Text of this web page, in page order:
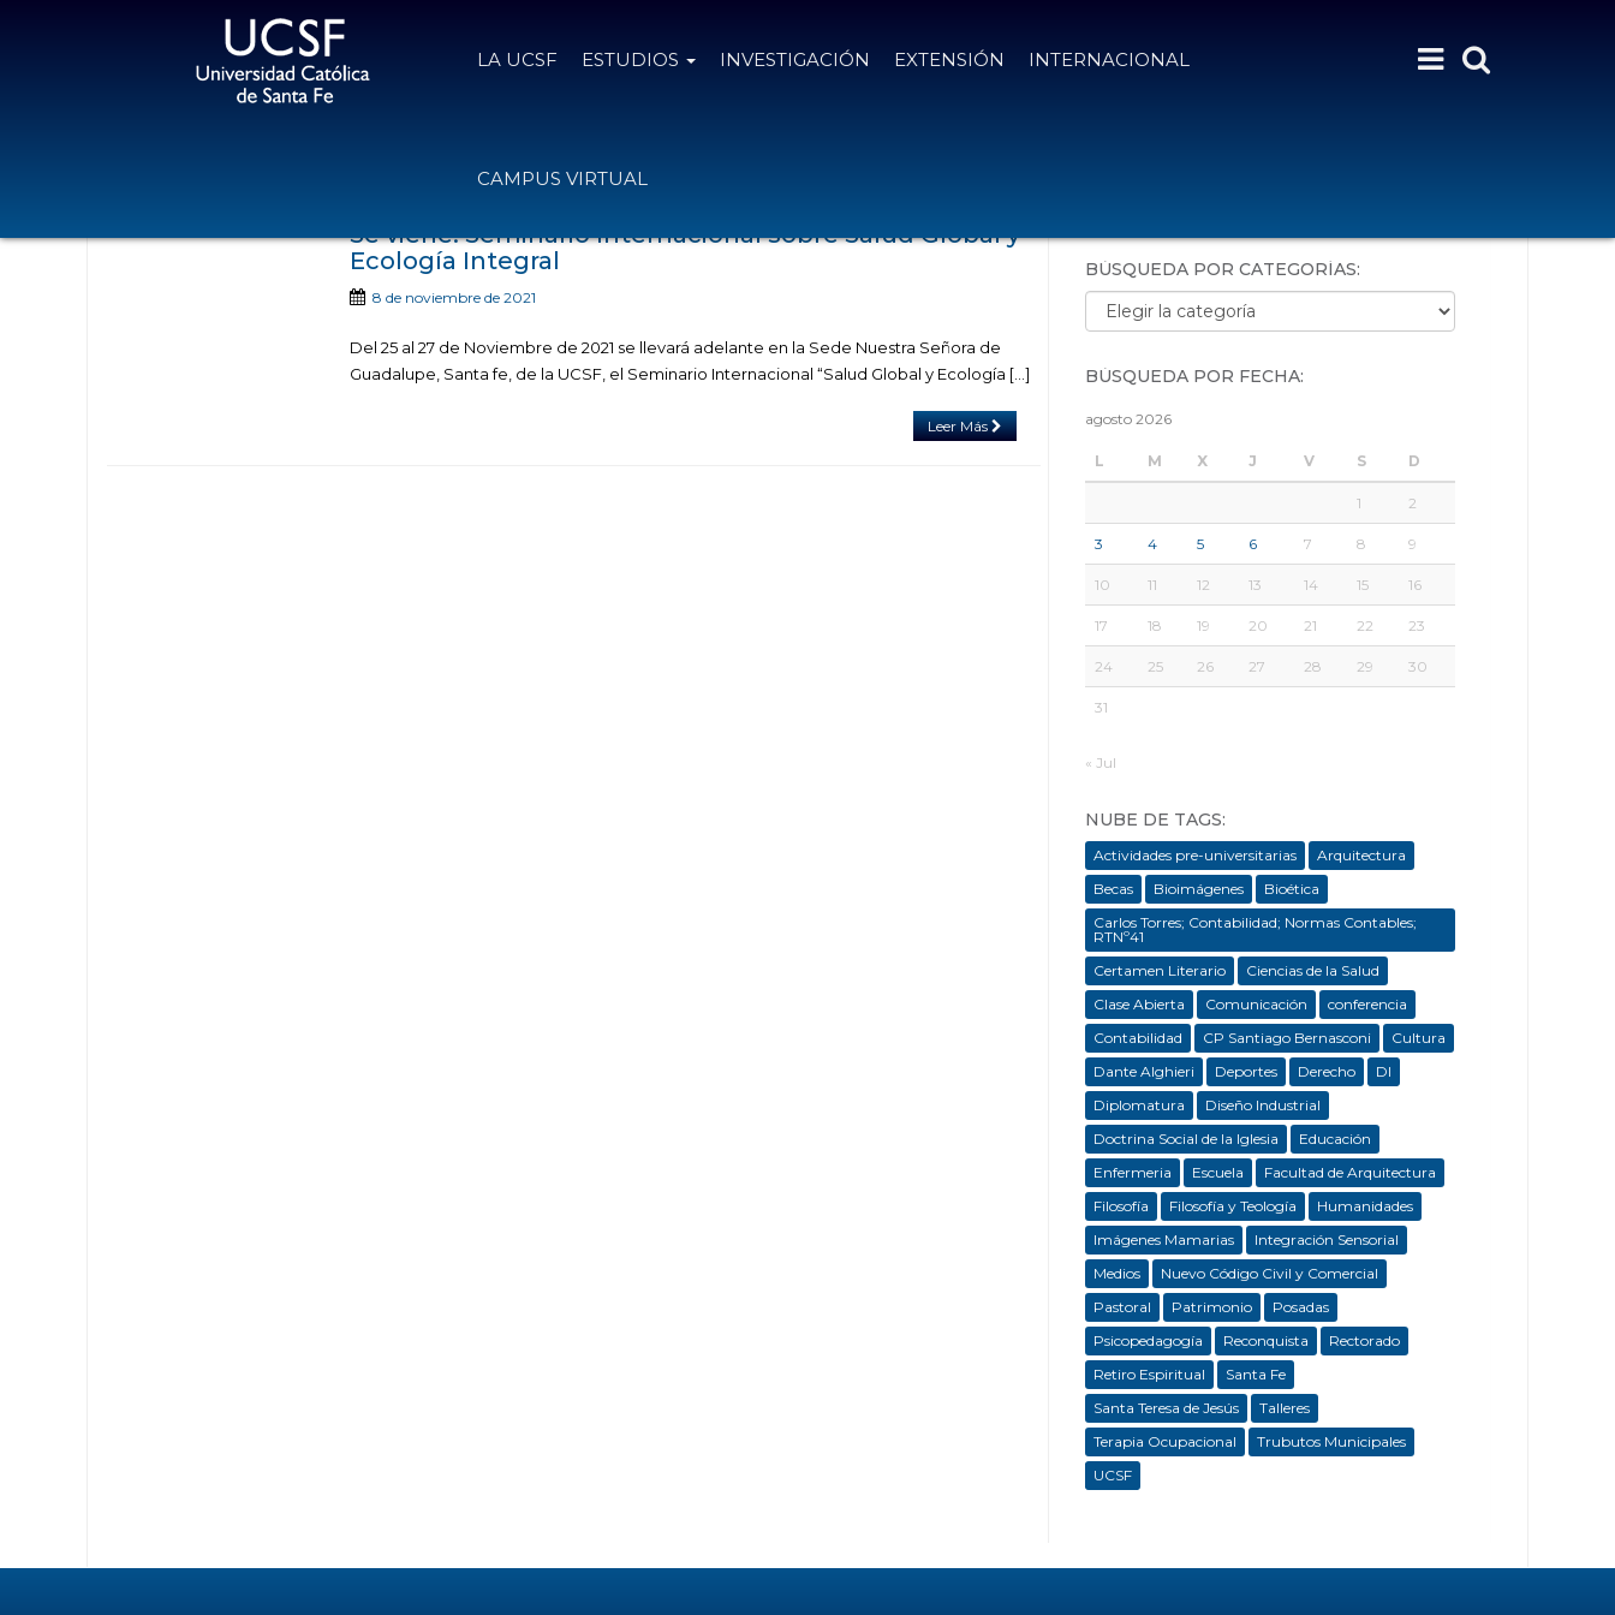
LA UCSF ESTUDIOS INVESTIGACIÓN EXTENSIÓN INTERNACIONAL
CAMPUS VIRTUAL
Se viene: Seminario Internacional sobre Salud Global y
Ecología Integral
8 de noviembre de 2021
Del 25 al 27 de Noviembre de 2021 se llevará adelante en la Sede Nuestra Señora de
Guadalupe, Santa fe, de la UCSF, el Seminario Internacional “Salud Global y Ecología […]
Leer Más
BÚSQUEDA POR CATEGORÍAS:
Búsqueda por categorías:
BÚSQUEDA POR FECHA:
agosto 2026
L M X J V S D
1 2
3 4 5 6 7 8 9
10 11 12 13 14 15 16
17 18 19 20 21 22 23
24 25 26 27 28 29 30
31
« Jul
NUBE DE TAGS:
Actividades pre-universitarias
Arquitectura
Becas
Bioimágenes
Bioética
Carlos Torres; Contabilidad; Normas Contables;
RTNº41
Certamen Literario
Ciencias de la Salud
Clase Abierta
Comunicación
conferencia
Contabilidad
CP Santiago Bernasconi
Cultura
Dante Alghieri
Deportes Derecho
DI
Diplomatura
Diseño Industrial
Doctrina Social de la Iglesia
Educación
Enfermeria
Escuela
Facultad de Arquitectura
Filosofía
Filosofía y Teología
Humanidades
Imágenes Mamarias
Integración Sensorial
Medios
Nuevo Código Civil y Comercial
Pastoral
Patrimonio
Posadas
Psicopedagogía
Reconquista
Rectorado
Retiro Espiritual
Santa Fe
Santa Teresa de Jesús
Talleres
Terapia Ocupacional
Trubutos Municipales
UCSF